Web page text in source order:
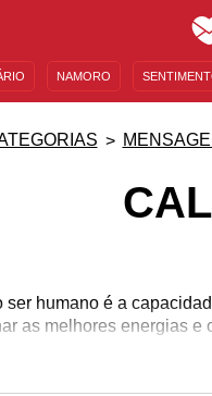
NAMORO
ser humano é a
as melhores energias